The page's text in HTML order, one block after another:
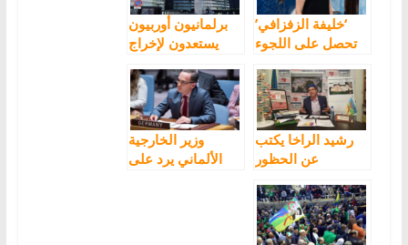
‘خليفة الزفزافي’
تحصل على اللجوء
هولندا
برلمانيون أوربيون
يستعدون لإخراج
لمحاكمة معتقلي
حراك الريف
رشيد الراخا يكتب
عن الحظور
في المغرب
وزير الخارجية
الألماني يرد على